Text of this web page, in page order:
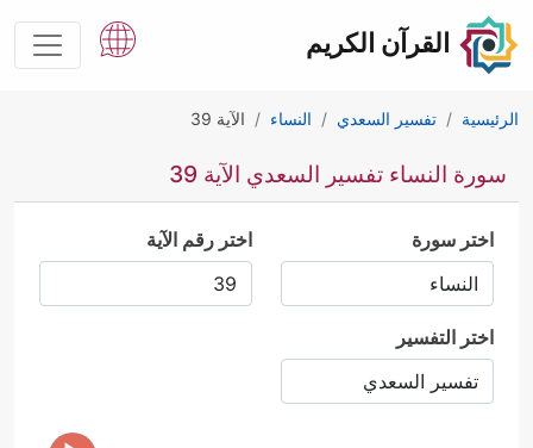
القرآن الكريم
الرئيسية تفسير السعدي النساء الآية 39
سورة النساء تفسير السعدي الآية 39
اختر سورة اختر رقم الآية
اختر التفسير